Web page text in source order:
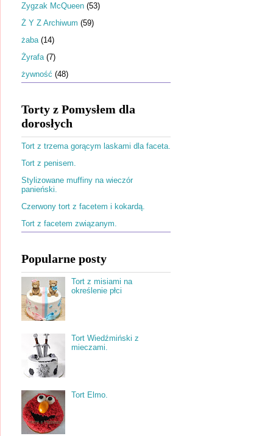
Zygzak McQueen (53)
Ż Y Z Archiwum (59)
żaba (14)
Żyrafa (7)
żywność (48)
Torty z Pomysłem dla
dorosłych
Tort z trzema gorącym laskami dla faceta.
Tort z penisem.
Stylizowane muffiny na wieczór
panieński.
Czerwony tort z facetem i kokardą.
Tort z facetem związanym.
Popularne posty
Tort z misiami na
określenie płci
Tort Wiedźmiński z
mieczami.
Tort Elmo.